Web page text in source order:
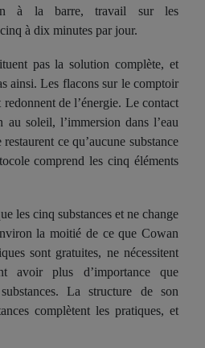
à la barre, travail sur les
à dix minutes par jour.
pas la solution complète, et
ainsi. Les flacons sur le comptoir
de l’énergie. Le contact
au soleil, l’immersion dans l’eau
ce qu’aucune substance
comprend les cinq éléments
les cinq substances et ne change
la moitié de ce que Cowan
sont gratuites, ne nécessitent
avoir plus d’importance que
La structure de son
complètent les pratiques, et